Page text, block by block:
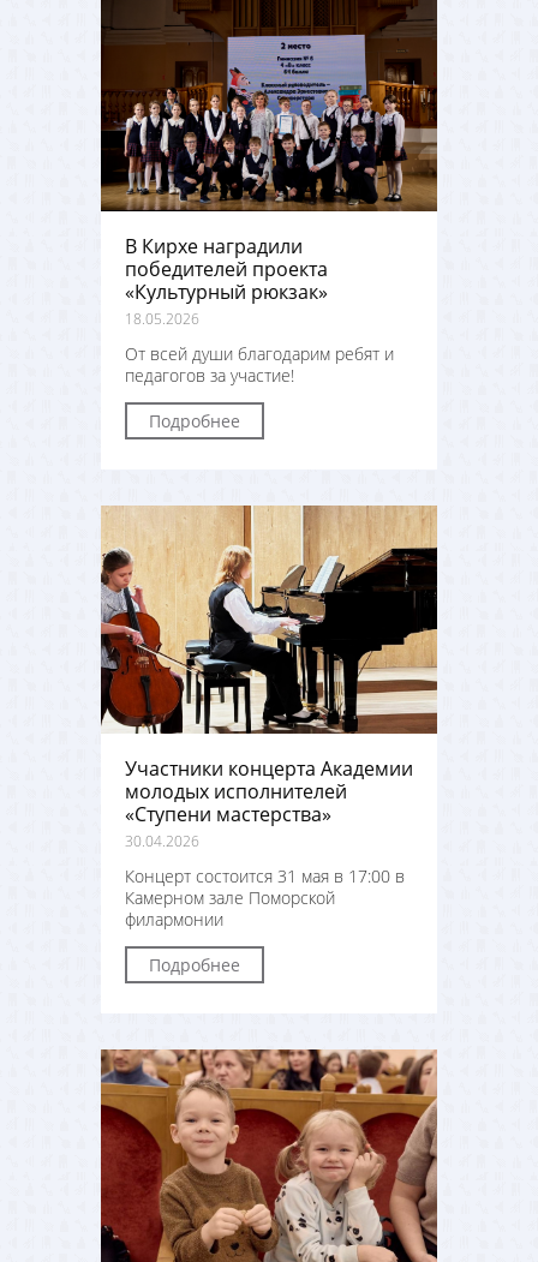
В Кирхе наградили
победителей проекта
«Культурный рюкзак»
18.05.2026
От всей души благодарим ребят и
педагогов за участие!
Подробнее
Участники концерта Академии
молодых исполнителей
«Ступени мастерства»
30.04.2026
Концерт состоится 31 мая в 17:00 в
Камерном зале Поморской
филармонии
Подробнее